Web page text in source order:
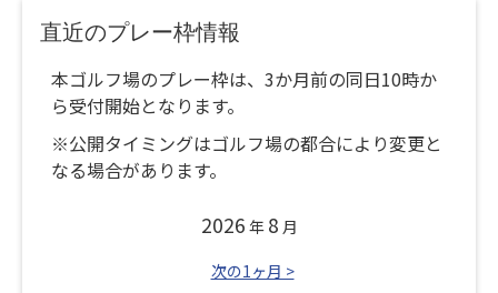
直近のプレー枠情報
本ゴルフ場のプレー枠は、3か月前の同日10時か
ら受付開始となります。
※公開タイミングはゴルフ場の都合により変更と
なる場合があります。
2026 年 8 月
次の1ヶ月 >